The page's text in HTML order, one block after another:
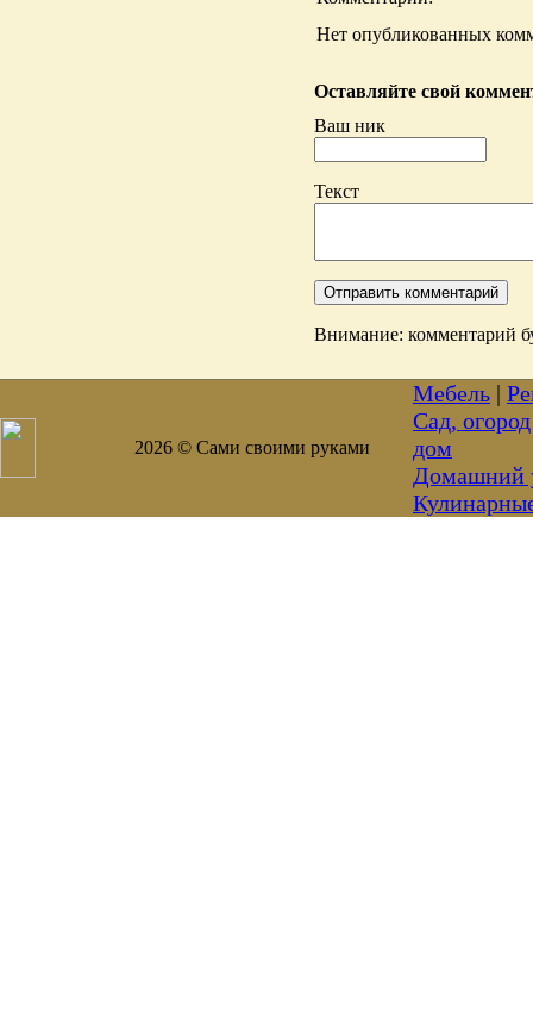
Нет опубликованных
Оставляйте свой
Ваш ник
Текст
Внимание: комментарий
2026 © Сами своими руками
Мебель |
Сад, огород
дом
Домашний